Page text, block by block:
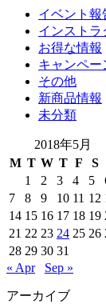
イベント報
インストラ
お得な情報
キャンペー
その他
新商品情報
未分類
2018年5月
M T W T F S
1
2 3 4 5
7
8 9 10 11 12
14 15 16 17 18 19
21 22 23 24 25 26
28 29 30 31
« Apr
Sep »
アーカイブ